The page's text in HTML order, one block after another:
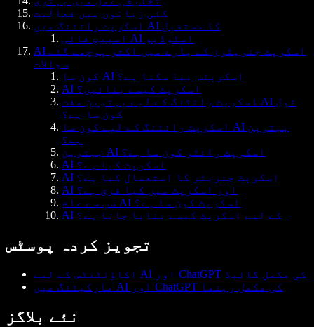
کئی زبانوں میں فعالیت
اسکرپٹ رائٹنگ میں AI کا مستقبل
اسپیچ فائی AI اسٹوڈیو
AI اسکرپٹ جنریٹرز کے بارے میں اکثر پوچھے گئے
سوالات
کون سا AI اسکرپٹس بنا سکتا ہے؟
AI اسکرپٹ کیسے بنائیں؟
اسکرپٹ رائٹنگ کے لیے بہترین مفت AI ٹول
کون سا ہے؟
اسکرپٹ رائٹنگ کے لیے کون سا AI بہترین
ہے؟
بہترین AI اسکرپٹ رائٹر کون سا ہے؟
AI اسکرپٹ کیا ہے؟
AI اسکرپٹ جنریٹر کا استعمال کیا ہے؟
AI اور اسکرپٹ میں کیا فرق ہے؟
سب سے عام AI اسکرپٹ کون سا ہے؟
AI کے لیے اسکرپٹ کیسے بنایا جاتا ہے؟
تجویز کردہ پوسٹس
اکاؤنٹنٹس کے لیے AI اور ChatGPT کی مکمل گائیڈ
مارکیٹنگ میں AI اور ChatGPT کی مکمل رہنما
نئے بلاگز